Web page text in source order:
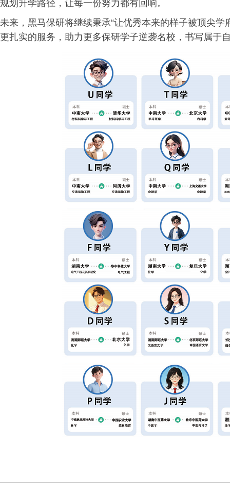
规划升学路径，让每一份努力都有回响。
未来，黑马保研将继续秉承“让优秀本来的样子被顶尖
更扎实的服务，助力更多保研学子逆袭名校，书写属于